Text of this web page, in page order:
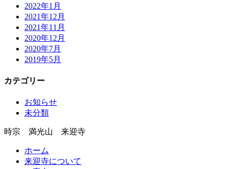
2022年1月
2021年12月
2021年11月
2020年12月
2020年7月
2019年5月
カテゴリー
お知らせ
未分類
時宗 満光山 来迎寺
ホーム
来迎寺について